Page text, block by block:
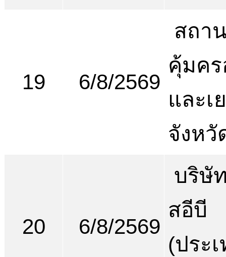
19 6/8/2569
สถา
คุ้มคร
และเ
จังห
20 6/8/2569
บริษั
สอีบี
(ประ